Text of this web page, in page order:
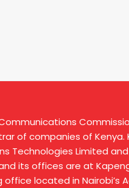
of companies of Kenya.
Technologies Limited
its offices are at
located in Nairobi’s